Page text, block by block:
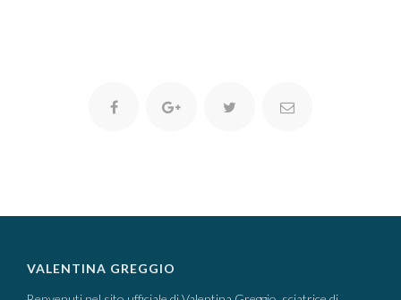
VALENTINA GREGGIO